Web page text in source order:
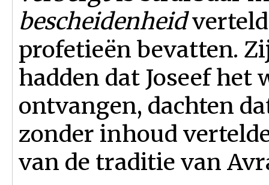
bescheidenheid
profetieën bevatten.
hadden dat Joseef het
ontvangen, dachten
zonder inhoud
van de traditie van